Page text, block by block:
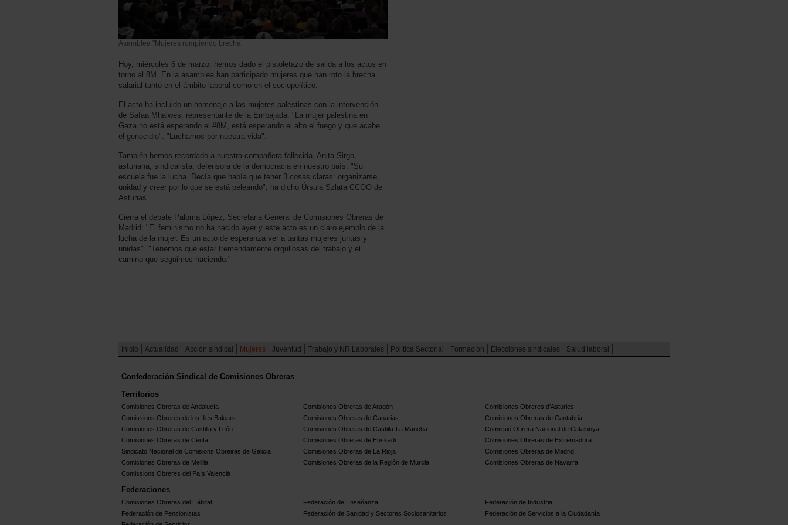
Asamblea "Mujeres rompiendo brecha
Hoy, miércoles 6 de marzo, hemos dado el pistoletazo de salida a los actos en
torno al 8M. En la asamblea han participado mujeres que han roto la brecha
salarial tanto en el ámbito laboral como en el sociopolítico.
El acto ha incluido un homenaje a las mujeres palestinas con la intervención
de Safaa Mhalwes, representante de la Embajada: "La mujer palestina en
Gaza no está esperando el #8M, está esperando el alto el fuego y que acabe
el genocidio". "Luchamos por nuestra vida".
También hemos recordado a nuestra compañera fallecida, Anita Sirgo,
asturiana, sindicalista, defensora de la democracia en nuestro país. "Su
escuela fue la lucha. Decía que había que tener 3 cosas claras: organizarse,
unidad y creer por lo que se está peleando", ha dicho Úrsula Szlata CCOO de
Asturias.
Cierra el debate Paloma López, Secretaria General de Comisiones Obreras de
Madrid: "El feminismo no ha nacido ayer y este acto es un claro ejemplo de la
lucha de la mujer. Es un acto de esperanza ver a tantas mujeres juntas y
unidas". "Tenemos que estar tremendamente orgullosas del trabajo y el
camino que seguimos haciendo."
Inicio Actualidad Acción sindical Mujeres Juventud Trabajo y NR Laborales Política Sectorial Formación Elecciones sindicales Salud laboral
Confederación Sindical de Comisiones Obreras
Territorios
Comisiones Obreras de Andalucía Comisiones Obreras de Aragón
Comisiones Obreres d'Asturies
Comissions Obreres de les Illes Balears
Comisiones Obreras de Canarias
Comisiones Obreras de Cantabria
Comisiones Obreras de Castilla y León
Comisiones Obreras de Castilla-La Mancha
Comissió Obrera Nacional de Catalunya
Comisiones Obreras de Ceuta
Comisiones Obreras de Euskadi
Comisiones Obreras de Extremadura
Sindicato Nacional de Comisions Obreiras de Galicia
Comisiones Obreras de La Rioja
Comisiones Obreras de Madrid
Comisiones Obreras de Melilla
Comisiones Obreras de la Región de Murcia
Comisiones Obreras de Navarra
Comissions Obreres del Paìs Valenciá
Federaciones
Comisiones Obreras del Hábitat Federación de Enseñanza
Federación de Industria
Federación de Pensionistas
Federación de Sanidad y Sectores Sociosanitarios
Federación de Servicios a la Ciudadanía